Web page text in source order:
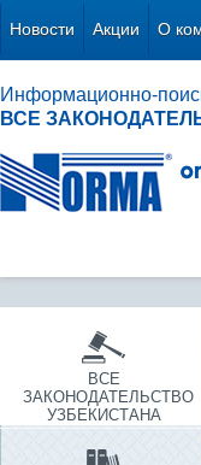
Новости Акции О
Информационно-
ВСЕ
ВСЕ
ЗАКОНОДАТЕЛЬСТВО
УЗБЕКИСТАНА